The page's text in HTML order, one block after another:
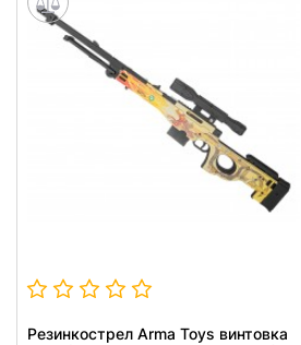
Резинкострел Arma Toys винтовка